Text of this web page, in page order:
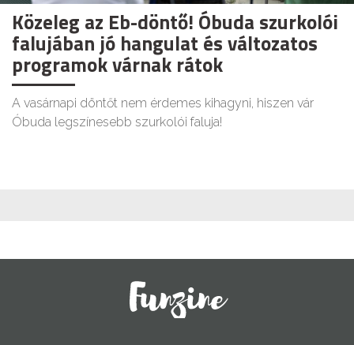
Közeleg az Eb-döntő! Óbuda szurkolói
falujában jó hangulat és változatos
programok várnak rátok
A vasárnapi döntőt nem érdemes kihagyni, hiszen vár
Óbuda legszínesebb szurkolói faluja!